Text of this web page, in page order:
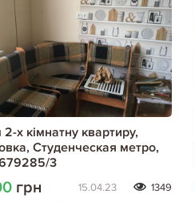
х кімнатну квартиру,
Студенческая метро,
3
грн 15.04.23 1349